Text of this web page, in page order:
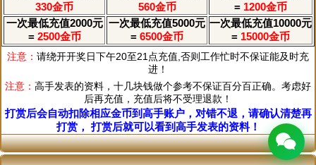
330金币
560金币
= 1200金币
一次最低充值2000元
= 2500金币
一次最低充值5000元
= 6500金币
一次最低充值10000元
= 15000金币
注意： 请绕开开奖日下午20至21点充值,否则工作忙时不保证能及时充
进！
注意： 高手发表的资料，十几块钱做个参考不保证百分百正确。考虑好
后再充值，充值后将不受理退款！
打赏后会自动扣除相应金币到高手账户，对错不退，请确认清楚再
打赏， 打赏后就可以看到高手发表的资料！
🖼️ 🎙 按住说话